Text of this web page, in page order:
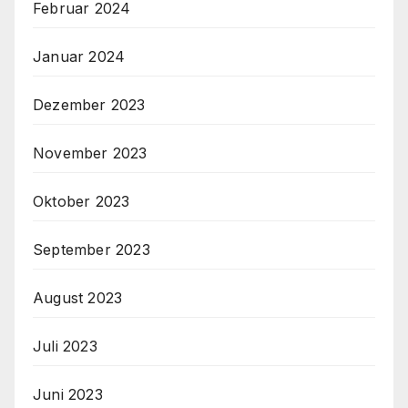
Februar 2024
Januar 2024
Dezember 2023
November 2023
Oktober 2023
September 2023
August 2023
Juli 2023
Juni 2023